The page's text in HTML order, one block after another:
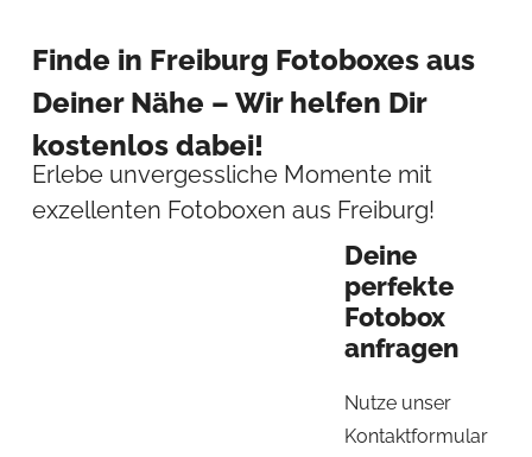
Finde in Freiburg Fotoboxes aus
Deiner Nähe – Wir helfen Dir
kostenlos dabei!
Erlebe unvergessliche Momente mit
exzellenten Fotoboxen aus Freiburg!
Deine
perfekte
Fotobox
anfragen
Nutze unser
Kontaktformular